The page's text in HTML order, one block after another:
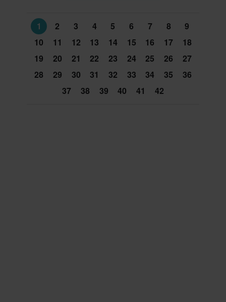
1 2 3 4 5 6 7 8
9
10
11 12 13 14 15 16 17
18
19
20 21 22 23 24 25 26
27
28
29 30 31 32 33 34 35
36
37
38 39 40 41 42